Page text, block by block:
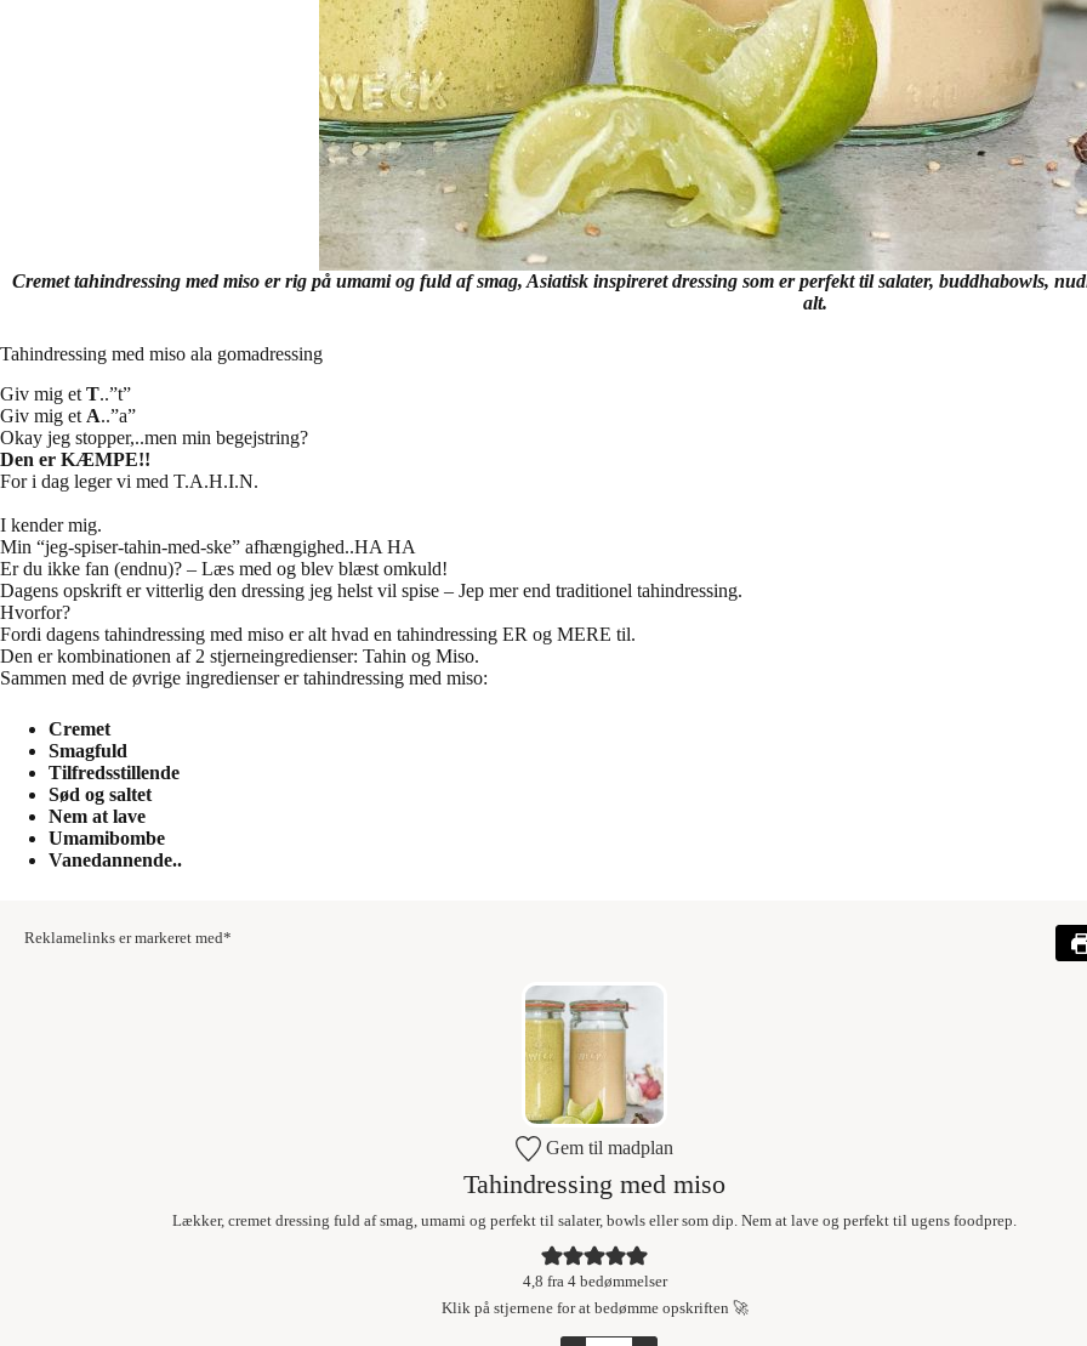
Cremet tahindressing med miso er rig på umami og fuld af smag, Asiatisk inspireret dressing som er perfekt til salater, buddhabowls,
alt.
Tahindressing med miso ala gomadressing
Giv mig et T..”t”
Giv mig et A..”a”
Okay jeg stopper,..men min begejstring?
Den er KÆMPE!!
For i dag leger vi med T.A.H.I.N.
I kender mig.
Min “jeg-spiser-tahin-med-ske” afhængighed..HA HA
Er du ikke fan (endnu)? – Læs med og blev blæst omkuld!
Dagens opskrift er vitterlig den dressing jeg helst vil spise – Jep mer end traditionel tahindressing.
Hvorfor?
Fordi dagens tahindressing med miso er alt hvad en tahindressing ER og MERE til.
Den er kombinationen af 2 stjerneingredienser: Tahin og Miso.
Sammen med de øvrige ingredienser er tahindressing med miso:
Cremet
Smagfuld
Tilfredsstillende
Sød og saltet
Nem at lave
Umamibombe
Vanedannende..
Reklamelinks er markeret med*
Gem til madplan
Tahindressing med miso
Lækker, cremet dressing fuld af smag, umami og perfekt til salater, bowls eller som dip. Nem at lave og perfekt til ugens foodprep.
4,8 fra 4bedømmelser
Klik på stjernene for at bedømme opskriften 🚀